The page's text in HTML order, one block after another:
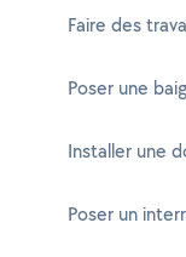
Faire des
Poser une
Installer une
Poser un